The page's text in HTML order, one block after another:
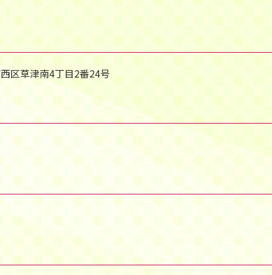
区草津南4丁目2番24号